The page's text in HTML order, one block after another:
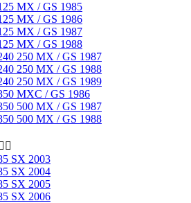
MX / GS 1985
MX / GS 1986
MX / GS 1987
MX / GS 1988
250 MX / GS 1987
250 MX / GS 1988
250 MX / GS 1989
MXC / GS 1986
500 MX / GS 1987
500 MX / GS 1988
 
SX 2003
SX 2004
SX 2005
SX 2006